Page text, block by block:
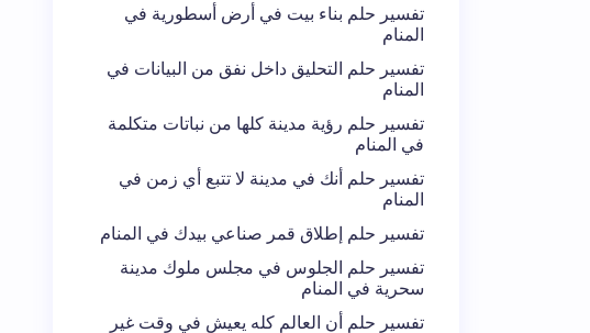
تفسير حلم بناء بيت في أرض أسطورية في
المنام
تفسير حلم التحليق داخل نفق من البيانات في
المنام
تفسير حلم رؤية مدينة كلها من نباتات متكلمة
في المنام
تفسير حلم أنك في مدينة لا تتبع أي زمن في
المنام
تفسير حلم إطلاق قمر صناعي بيدك في المنام
تفسير حلم الجلوس في مجلس ملوك مدينة
سحرية في المنام
تفسير حلم أن العالم كله يعيش في وقت غير